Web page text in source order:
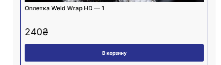
Оплетка Weld Wrap HD — 1
240₴
В корзину